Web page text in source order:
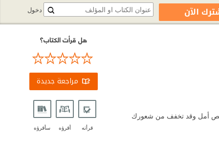
أمل وقد تخفف من شعورك
هل قرأت الكتاب؟
مراجعة جديدة
قرأته أقرؤه سأقرؤه
دخول الآن